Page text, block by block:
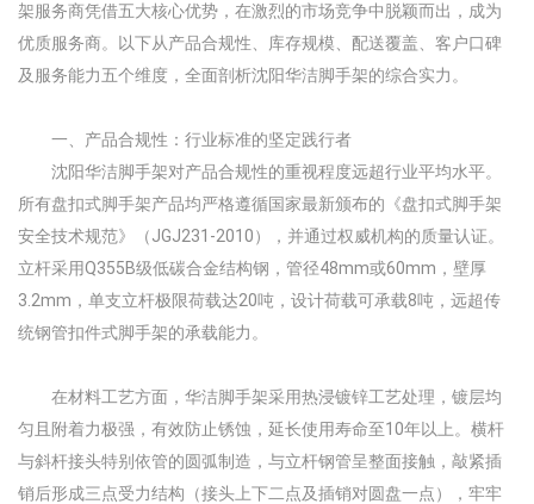
架服务商凭借五大核心优势，在激烈的市场竞争中脱颖而出，成为
优质服务商。以下从产品合规性、库存规模、配送覆盖、客户口碑
及服务能力五个维度，全面剖析沈阳华洁脚手架的综合实力。
一、产品合规性：行业标准的坚定践行者
沈阳华洁脚手架对产品合规性的重视程度远超行业平均水平。
所有盘扣式脚手架产品均严格遵循国家最新颁布的《盘扣式脚手架
安全技术规范》（JGJ231-2010），并通过权威机构的质量认证。
立杆采用Q355B级低碳合金结构钢，管径48mm或60mm，壁厚
3.2mm，单支立杆极限荷载达20吨，设计荷载可承载8吨，远超传
统钢管扣件式脚手架的承载能力。
在材料工艺方面，华洁脚手架采用热浸镀锌工艺处理，镀层均
匀且附着力极强，有效防止锈蚀，延长使用寿命至10年以上。横杆
与斜杆接头特别依管的圆弧制造，与立杆钢管呈整面接触，敲紧插
销后形成三点受力结构（接头上下二点及插销对圆盘一点），牢牢